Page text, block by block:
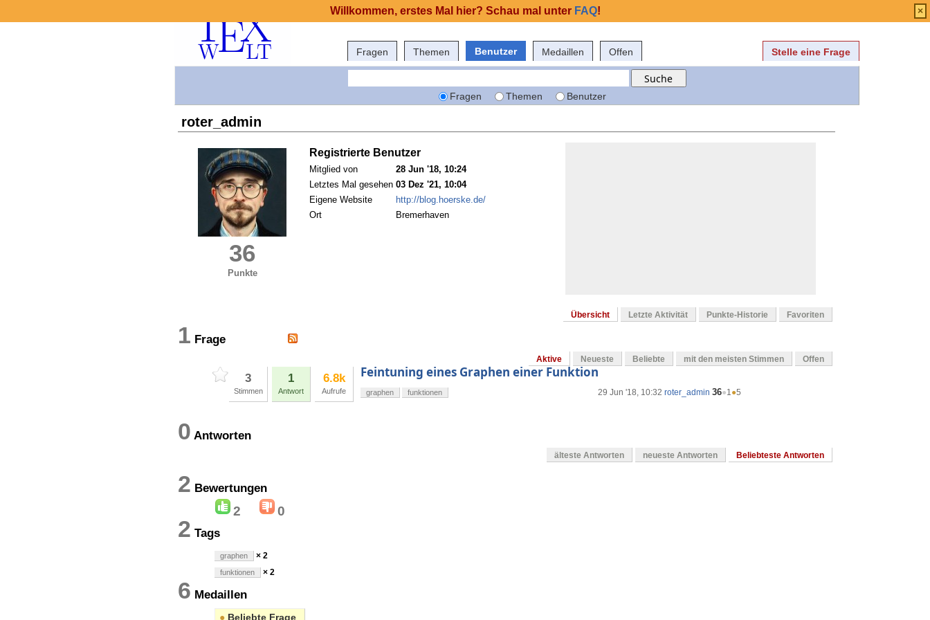
Fragen Themen Benutzer Medaillen Offen Stelle eine Frage
Fragen Themen Benutzer
roter_admin
36
Punkte
Registrierte Benutzer
Mitglied von
28 Jun '18, 10:24
Letztes Mal gesehen 03 Dez '21, 10:04
Eigene Website
http://blog.hoerske.de/
Ort
Bremerhaven
Übersicht Letzte Aktivität Punkte-Historie Favoriten
1 Frage
Aktive Neueste Beliebte mit den meisten Stimmen Offen
3
Stimmen
1
Antwort
6.8k
Aufrufe
Feintuning eines Graphen einer Funktion
29 Jun '18, 10:32 roter_admin 36●1●5
graphen funktionen
0 Antworten
älteste Antworten neueste Antworten Beliebteste Antworten
2 Bewertungen
2 0
2 Tags
graphen × 2
funktionen × 2
6 Medaillen
● Beliebte Frage
Willkommen, erstes Mal hier? Schau mal unter FAQ! ×